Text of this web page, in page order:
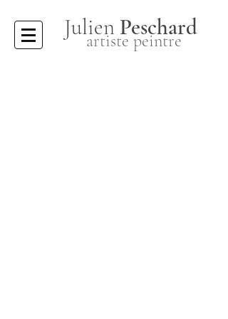
Julien Peschard
artiste peintre